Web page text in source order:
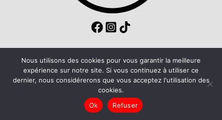
Nous utilisons des cookies pour vous garantir la meilleure
expérience sur notre site. Si vous continuez à utiliser ce
dernier, nous considérerons que vous acceptez l'utilisation des
cookies.
Ok
Refuser
Copyright © 2021 Coaching Cheval. Tous droits réservés.